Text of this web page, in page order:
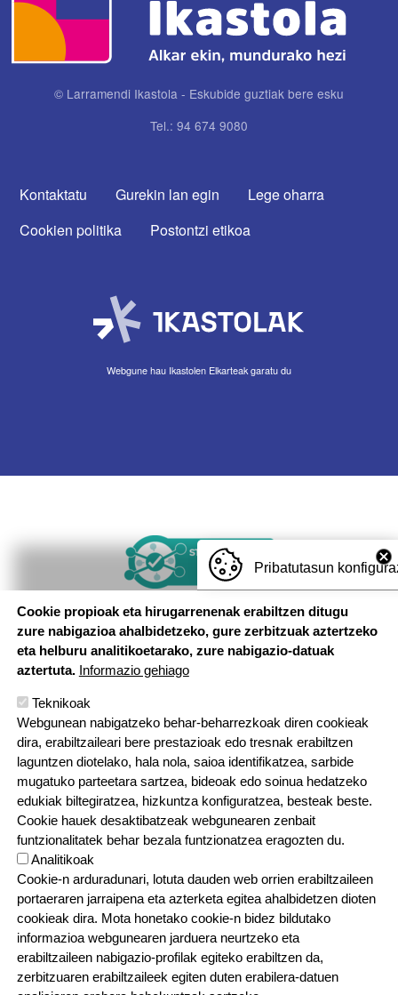
© Larramendi Ikastola - Eskubide guztiak bere esku
Tel.: 94 674 9080
CONTACTA CON NOSOTROS
Kontaktatu Gurekin lan egin
Lege oharra
Cookien politika
Postontzi etikoa
Webgune hau Ikastolen Elkarteak garatu du
Irudia
Pribatutasun
Cookie propioak eta hirugarrenenak erabiltzen ditugu
zure nabigazioa ahalbidetzeko, gure zerbitzuak aztertzeko
eta helburu analitikoetarako, zure nabigazio-datuak
aztertuta. Informazio gehiago
Teknikoak
Webgunean nabigatzeko behar-beharrezkoak diren cookieak
dira, erabiltzaileari bere prestazioak edo tresnak erabiltzen
laguntzen diotelako, hala nola, saioa identifikatzea, sarbide
mugatuko parteetara sartzea, bideoak edo soinua hedatzeko
edukiak biltegiratzea, hizkuntza konfiguratzea, besteak beste.
Cookie hauek desaktibatzeak webgunearen zenbait
funtzionalitatek behar bezala funtzionatzea eragozten du.
Analitikoak
Cookie-n arduradunari, lotuta dauden web orrien erabiltzaileen
portaeraren jarraipena eta azterketa egitea ahalbidetzen dioten
cookieak dira. Mota honetako cookie-n bidez bildutako
informazioa webgunearen jarduera neurtzeko eta
erabiltzaileen nabigazio-profilak egiteko erabiltzen da,
zerbitzuaren erabiltzaileek egiten duten erabilera-datuen